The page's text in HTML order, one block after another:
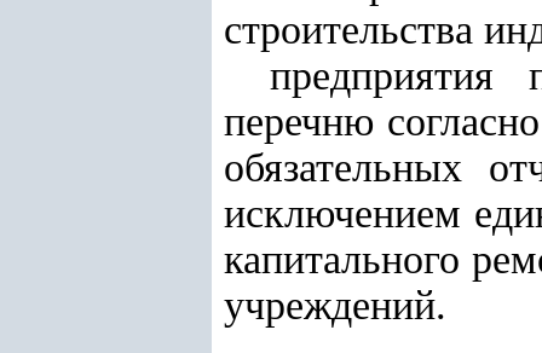
строительства
предприятия
перечню
обязательных
исключением
капитального
учреждений.